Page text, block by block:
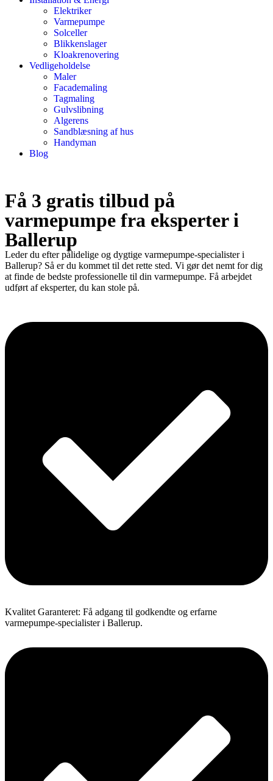
Elektriker
Varmepumpe
Solceller
Blikkenslager
Kloakrenovering
Vedligeholdelse
Maler
Facademaling
Tagmaling
Gulvslibning
Algerens
Sandblæsning af hus
Handyman
Blog
Få 3 gratis tilbud på
varmepumpe fra eksperter i
Ballerup
Leder du efter pålidelige og dygtige varmepumpe-specialister i
Ballerup? Så er du kommet til det rette sted. Vi gør det nemt for dig
at finde de bedste professionelle til din varmepumpe. Få arbejdet
udført af eksperter, du kan stole på.
Kvalitet Garanteret: Få adgang til godkendte og erfarne
varmepumpe-specialister i Ballerup.